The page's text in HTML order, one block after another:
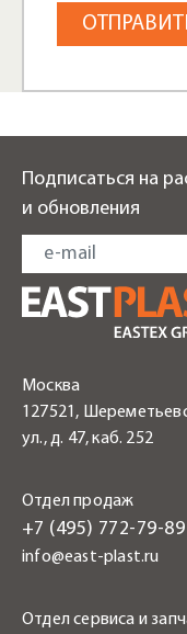
Подписаться на
и обновления
Москва
127521,
ул., д. 47, каб. 252
Отдел продаж
+7 (495) 772-79-89
info@east-plast.ru
Отдел сервиса и